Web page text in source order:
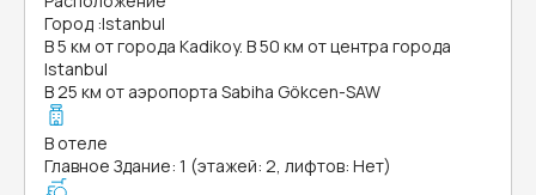
Город :Istanbul
В 5 км от города Kadikoy. В 50 км от центра города
Istanbul
В 25 км от аэропорта Sabiha Gökcen-SAW
В отеле
Главное Здание: 1 (этажей: 2, лифтов: Нет)